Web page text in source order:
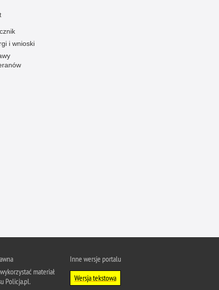
i wnioski
materiał
Policja.pl.
Inne wersje portalu
Wersja tekstowa